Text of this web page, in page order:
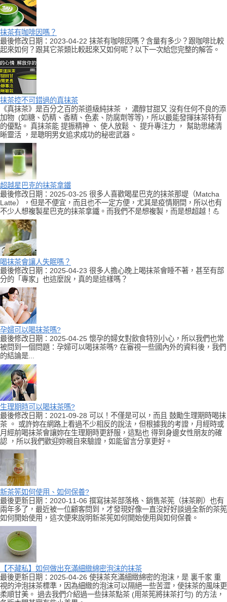
抹茶有咖啡因嗎？
最後修改日期：2023-04-22 抹茶有咖啡因嗎？含量有多少？跟咖啡比較
起來如何？跟其它茶類比較起來又如何呢？以下一次給您完整的解答。
抹茶控不可錯過的真抹茶
《真抹茶》是百分之百的茶道級純抹茶 ， 濃醇甘甜又 沒有任何不良的添
加物 (如糖、奶精、香精、色素、防腐劑等等)，所以最能發揮抹茶特有
的優點。 真抹茶能 提振精神 、 使人放鬆 、 提升專注力 ， 幫助思緒清
晰靈活 ，是聰明男女追求成功的秘密武器。
超越星巴克的抹茶拿鐵
最後修改日期：2025-03-25 很多人喜歡喝星巴克的抹茶那堤（Matcha
Latte），但是不便宜，而且也不一定方便，尤其是疫情期間，所以也有
不少人想複製星巴克的抹茶拿鐵。而我們不是想複製，而是想超越！💪
喝抹茶會讓人失眠嗎？
最後修改日期：2025-04-23 很多人擔心晚上喝抹茶會睡不著，甚至有部
分的「專家」也這麼說，真的是這樣嗎？
孕婦可以喝抹茶嗎?
最後修改日期：2025-04-25 懷孕的婦女對飲食特別小心，所以我們也常
被問到一個問題：孕婦可以喝抹茶嗎? 在審視一些國內外的資料後，我們
的結論是...
生理期時可以喝抹茶嗎?
最後修改日期：2021-09-28 可以！不僅是可以，而且 鼓勵生理期時喝抹
茶 。 或許妳在網路上看過不少相反的說法，但根據我的考證，月經時或
月經前喝抹茶會讓妳在生理期時更舒服，這點也 得到身邊女性朋友的確
認 ，所以我們歡迎妳親自來驗證，如能留言分享更好。
新茶筅如何使用、如何保養?
最後更新日期：2020-11-06 撰寫抹茶部落格、銷售茶筅（抹茶刷）也有
兩年多了，最近被一位顧客問到，才發現好像一直沒好好談過全新的茶筅
如何開始使用，這次便來說明新茶筅如何開始使用與如何保養。
【不藏私】如何做出充滿細緻綿密泡沫的抹茶
最後更新日期：2025-04-26 使抹茶充滿細緻綿密的泡沫，是 裏千家 重
視的沖泡抹茶標準，因為細緻的泡沫可以隔絕一些苦澀，使抹茶的風味更
柔順甘美。 過去我們介紹過一些抹茶點茶 (用茶筅將抹茶打勻) 的方法，